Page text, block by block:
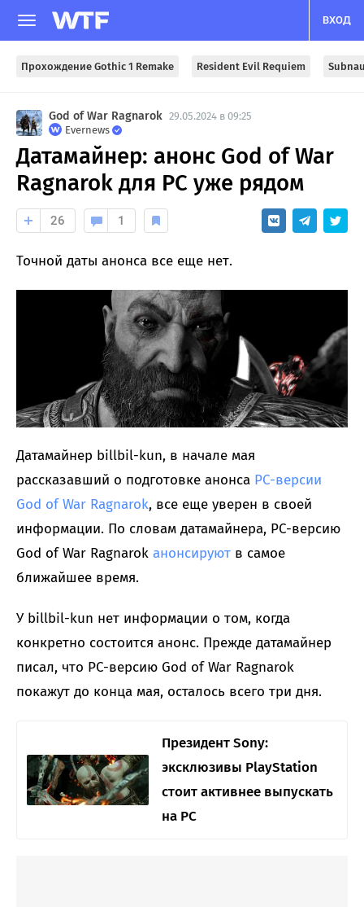
ВХОД
Прохождение Gothic 1 Remake Resident Evil Requiem
God of War Ragnarok 29.05.2024 в 09:25
Evernews
Датамайнер: анонс God of War
Ragnarok для PC уже рядом
26 1
Точной даты анонса все еще нет.
Датамайнер billbil-kun, в начале мая
рассказавший о подготовке анонса PC-версии
God of War Ragnarok, все еще уверен в своей
информации. По словам датамайнера, PC-версию
God of War Ragnarok анонсируют в самое
ближайшее время.
У billbil-kun нет информации о том, когда
конкретно состоится анонс. Прежде датамайнер
писал, что PC-версию God of War Ragnarok
покажут до конца мая, осталось всего три дня.
Президент Sony:
эксклюзивы PlayStation
стоит активнее выпускать
на PC